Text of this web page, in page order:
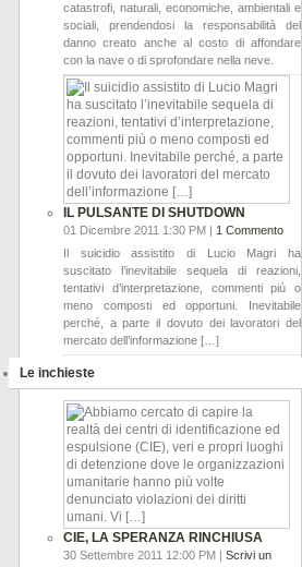
catastrofi, naturali, economiche, ambientali e
sociali, prendendosi la responsabilità del
danno creato anche al costo di affondare
con la nave o di sprofondare nella neve.
IL PULSANTE DI SHUTDOWN
01 Dicembre 2011 1:30 PM | 1 Commento
Il suicidio assistito di Lucio Magri ha
suscitato l’inevitabile sequela di reazioni,
tentativi d’interpretazione, commenti più o
meno composti ed opportuni. Inevitabile
perché, a parte il dovuto dei lavoratori del
mercato dell’informazione […]
Le inchieste
CIE, LA SPERANZA RINCHIUSA
30 Settembre 2011 12:00 PM | Scrivi un